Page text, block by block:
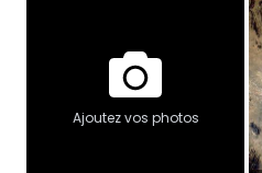
Ajoutez vos photos